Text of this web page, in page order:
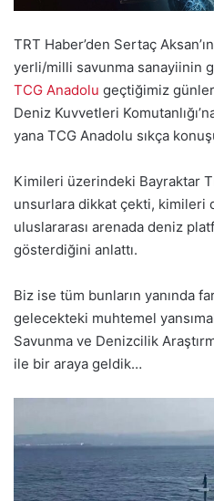
TRT Haber’den Sertaç
yerli/milli savunma sanayiinin
TCG Anadolu geçtiğimiz
Deniz Kuvvetleri
yana TCG Anadolu sıkça
Kimileri üzerindeki Bayraktar
unsurlara dikkat çekti, kimileri
uluslararası arenada deniz
gösterdiğini anlattı.
Biz ise tüm bunların yanında
gelecekteki muhtemel
Savunma ve Denizcilik
ile bir araya geldik…